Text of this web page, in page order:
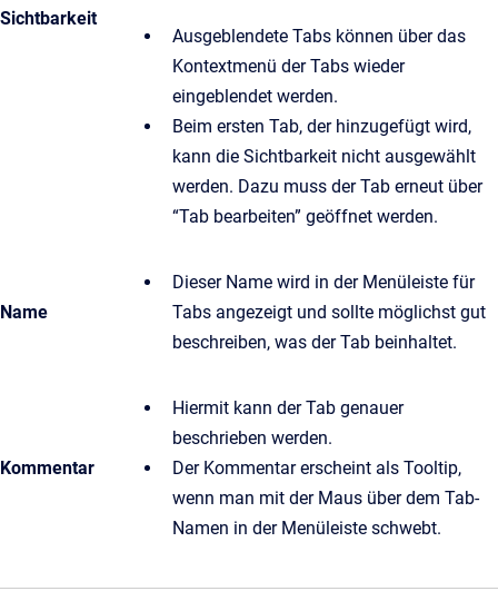
Sichtbarkeit
Ausgeblendete Tabs können über das
Kontextmenü der Tabs wieder
eingeblendet werden.
Beim ersten Tab, der hinzugefügt wird,
kann die Sichtbarkeit nicht ausgewählt
werden. Dazu muss der Tab erneut über
“Tab bearbeiten” geöffnet werden.
Name
Dieser Name wird in der Menüleiste für
Tabs angezeigt und sollte möglichst gut
beschreiben, was der Tab beinhaltet.
Kommentar
Hiermit kann der Tab genauer
beschrieben werden.
Der Kommentar erscheint als Tooltip,
wenn man mit der Maus über dem Tab-
Namen in der Menüleiste schwebt.